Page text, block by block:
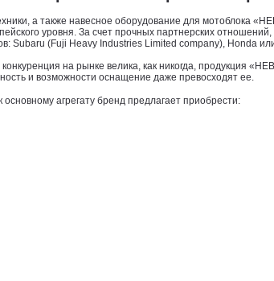
а также навесное оборудование для мотоблока
уровня. За счет прочных партнерских
Subaru (Fuji Heavy Industries Limited company), Honda
конкуренция на рынке велика, как никогда, продукция
и возможности оснащение даже превосходят ее.
основному агрегату бренд предлагает приобрести: